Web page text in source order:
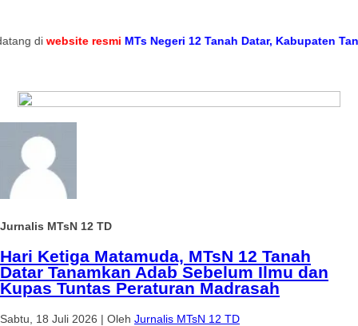
diwebsite resmi MTs Negeri 12 Tanah Datar, Kabupaten
Jurnalis MTsN 12 TD
Hari Ketiga Matamuda, MTsN 12 Tanah
Datar Tanamkan Adab Sebelum Ilmu dan
Kupas Tuntas Peraturan Madrasah
Sabtu, 18 Juli 2026 | Oleh Jurnalis MTsN 12 TD